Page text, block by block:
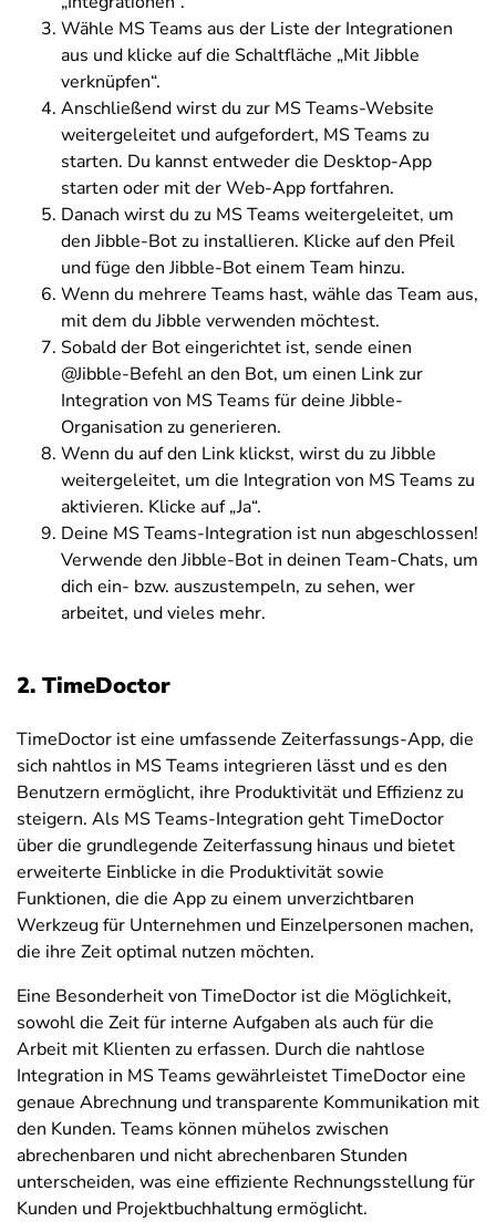
Wähle MS Teams aus der Liste der Integrationen
aus und klicke auf die Schaltfläche „Mit Jibble
verknüpfen“.
Anschließend wirst du zur MS Teams-Website
weitergeleitet und aufgefordert, MS Teams zu
starten. Du kannst entweder die Desktop-App
starten oder mit der Web-App fortfahren.
Danach wirst du zu MS Teams weitergeleitet, um
den Jibble-Bot zu installieren. Klicke auf den Pfeil
und füge den Jibble-Bot einem Team hinzu.
Wenn du mehrere Teams hast, wähle das Team aus,
mit dem du Jibble verwenden möchtest.
Sobald der Bot eingerichtet ist, sende einen
@Jibble-Befehl an den Bot, um einen Link zur
Integration von MS Teams für deine Jibble-
Organisation zu generieren.
Wenn du auf den Link klickst, wirst du zu Jibble
weitergeleitet, um die Integration von MS Teams zu
aktivieren. Klicke auf „Ja“.
Deine MS Teams-Integration ist nun abgeschlossen!
Verwende den Jibble-Bot in deinen Team-Chats, um
dich ein- bzw. auszustempeln, zu sehen, wer
arbeitet, und vieles mehr.
2. TimeDoctor
TimeDoctor ist eine umfassende Zeiterfassungs-App, die
sich nahtlos in MS Teams integrieren lässt und es den
Benutzern ermöglicht, ihre Produktivität und Effizienz zu
steigern. Als MS Teams-Integration geht TimeDoctor
über die grundlegende Zeiterfassung hinaus und bietet
erweiterte Einblicke in die Produktivität sowie
Funktionen, die die App zu einem unverzichtbaren
Werkzeug für Unternehmen und Einzelpersonen machen,
die ihre Zeit optimal nutzen möchten.
Eine Besonderheit von TimeDoctor ist die Möglichkeit,
sowohl die Zeit für interne Aufgaben als auch für die
Arbeit mit Klienten zu erfassen. Durch die nahtlose
Integration in MS Teams gewährleistet TimeDoctor eine
genaue Abrechnung und transparente Kommunikation mit
den Kunden. Teams können mühelos zwischen
abrechenbaren und nicht abrechenbaren Stunden
unterscheiden, was eine effiziente Rechnungsstellung für
Kunden und Projektbuchhaltung ermöglicht.